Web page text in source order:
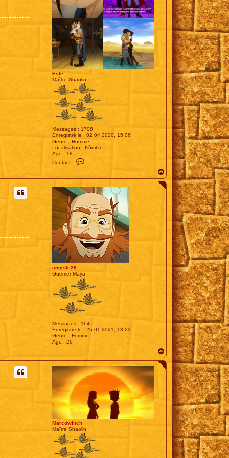
Este
Maître Shaolin
Messages : 1708
Enregistré le : 02 04 2020, 15:06
Genre : Homme
Localisation : Kûmlar
Âge : 18
Contact :
t
c
r
E
s
t
e
a
u
annette26
Guerrier Maya
Messages : 164
Enregistré le : 25 01 2021, 18:23
Genre : Femme
Âge : 26
a
u
Marcowinch
Maître Shaolin